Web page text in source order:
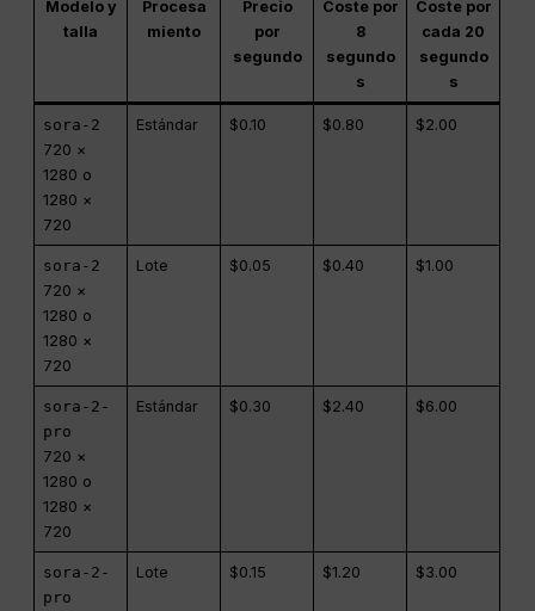
Modelo y
talla
Procesa
miento
Precio
por
segundo
Coste por
8
segundo
s
Coste por
cada 20
segundo
s
sora-2
720 ×
1280 o
1280 ×
720
Estándar $0.10 $0.80 $2.00
sora-2
720 ×
1280 o
1280 ×
720
Lote $0.05 $0.40 $1.00
sora-2-
pro
720 ×
1280 o
1280 ×
720
Estándar $0.30 $2.40 $6.00
sora-2-
pro
Lote $0.15 $1.20 $3.00